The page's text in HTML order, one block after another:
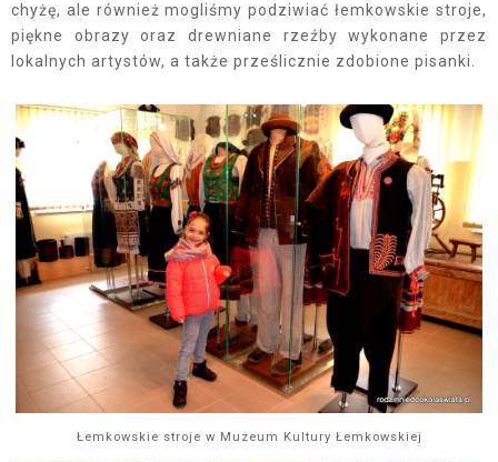
chyżę, ale również mogliśmy podziwiać łemkowskie stroje,
piękne obrazy oraz drewniane rzeźby wykonane przez
lokalnych artystów, a także prześlicznie zdobione pisanki.
Łemkowskie stroje w Muzeum Kultury Łemkowskiej